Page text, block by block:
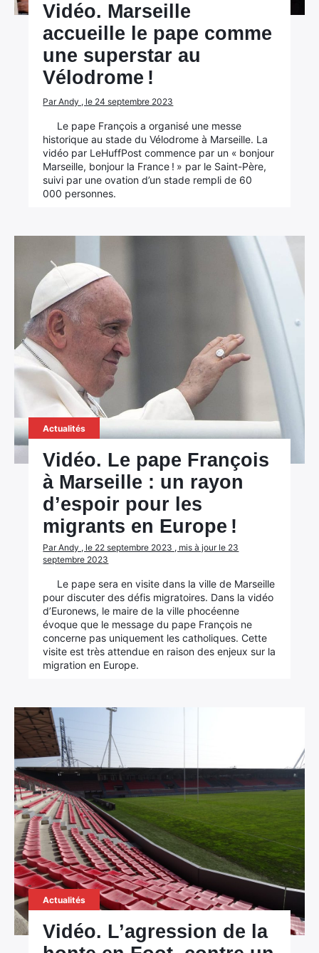
Vidéo. Marseille
accueille le pape comme
une superstar au
Vélodrome !
Par Andy , le 24 septembre 2023
Le pape François a organisé une messe
historique au stade du Vélodrome à Marseille. La
vidéo par LeHuffPost commence par un « bonjour
Marseille, bonjour la France ! » par le Saint-Père,
suivi par une ovation d’un stade rempli de 60
000 personnes.
Actualités
Vidéo. Le pape François
à Marseille : un rayon
d’espoir pour les
migrants en Europe !
Par Andy , le 22 septembre 2023 , mis à jour le 23
septembre 2023
Le pape sera en visite dans la ville de Marseille
pour discuter des défis migratoires. Dans la vidéo
d’Euronews, le maire de la ville phocéenne
évoque que le message du pape François ne
concerne pas uniquement les catholiques. Cette
visite est très attendue en raison des enjeux sur la
migration en Europe.
Actualités
Vidéo. L’agression de la